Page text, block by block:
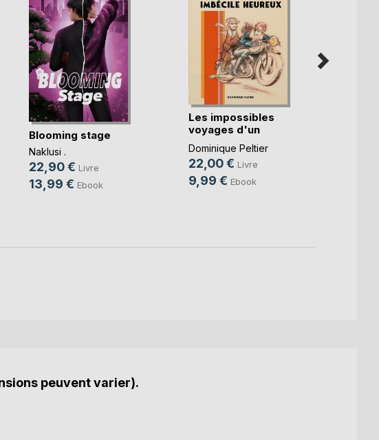
Blooming stage
Naklusi .
22,90 € Livre
13,99 € Ebook
Les impossibles
voyages d'un
imbéc(...)
Dominique Peltier
22,00 € Livre
9,99 € Ebook
peuvent varier).